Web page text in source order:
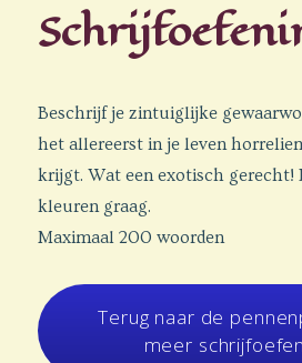
Beschrijf je zintuiglijke
het allereerst in je leven
krijgt. Wat een exotisch gerecht!
kleuren graag.
Maximaal 200 woorden
Terug naar de
meer